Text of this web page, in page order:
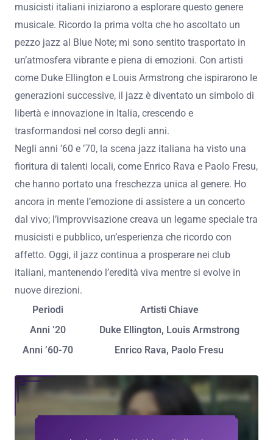
musicisti italiani iniziarono a esplorare questo genere
musicale. Ricordo la prima volta che ho ascoltato un
pezzo jazz al Blue Note; mi sono sentito trasportato in
un’atmosfera vibrante e piena di emozioni. Con artisti
come Duke Ellington e Louis Armstrong che ispirarono le
generazioni successive, il jazz è diventato un simbolo di
libertà e innovazione in Italia, crescendo e
trasformandosi nel corso degli anni.
Negli anni ’60 e ’70, la scena jazz italiana ha visto una
fioritura di talenti locali, come Enrico Rava e Paolo Fresu,
che hanno portato una freschezza unica al genere. Ho
ancora in mente l’emozione di assistere a un concerto
dal vivo; l’improvvisazione creava un legame speciale tra
musicisti e pubblico, un’esperienza che ricordo con
affetto. Oggi, il jazz continua a prosperare nei club
italiani, mantenendo l’eredità viva mentre si evolve in
nuove direzioni.
Periodi
Artisti Chiave
Anni ’20
Duke Ellington, Louis Armstrong
Anni ’60-70
Enrico Rava, Paolo Fresu